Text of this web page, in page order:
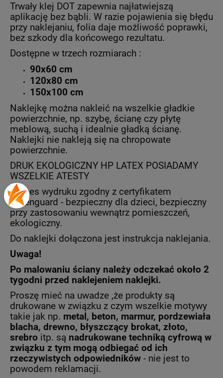
Trwały klej DOT zapewnia najłatwiejszą
aplikację bez bąbli. W razie pojawienia się błędu
przy naklejaniu, folia daje możliwość poprawki,
bez szkody dla końcowego rezultatu.
Dostępne w trzech rozmiarach :
90x60 cm
120x80 cm
150x100 cm
Naklejkę można nakleić na wszelkie gładkie
powierzchnie, np. szybę, ścianę czy płytę
meblową, suchą i idealnie gładką ścianę.
Naklejki nie nakleją się na chropowate
powierzchnie.
DRUK EKOLOGICZNY HP LATEX POSIADAMY
WSZELKIE ATESTY
Proces wydruku zgodny z certyfikatem
Greenguard - bezpieczny dla dzieci, bezpieczny
przy zastosowaniu wewnątrz pomieszczeń,
ekologiczny.
Do naklejki dołączona jest instrukcja naklejania.
Uwaga!
Po malowaniu ściany należy odczekać około 2
tygodni przed naklejeniem naklejki.
Proszę mieć na uwadze ,że produkty są
drukowane w związku z czym wszelkie motywy
takie jak np. metal, beton, marmur, pordzewiała
blacha, drewno, błyszczący brokat, złoto,
srebro itp. są nadrukowane techniką cyfrową w
związku z tym mogą odbiegać od ich
rzeczywistych odpowiedników - nie jest to
powodem reklamacji.